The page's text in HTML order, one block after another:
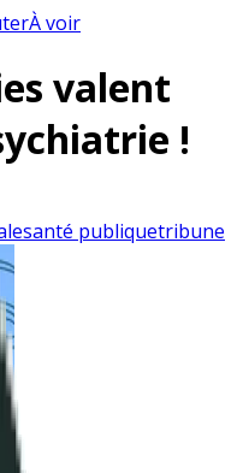
À voir
valent
!
santé publiquetribune